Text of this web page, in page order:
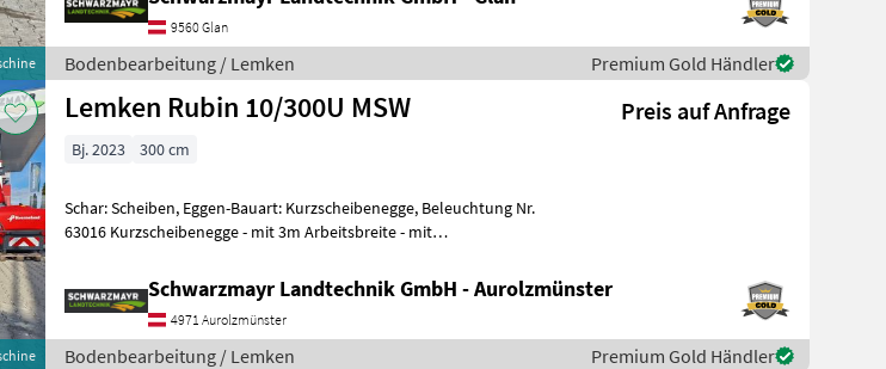
9560 Glan
Bodenbearbeitung / Lemken Premium Gold Händler
Lemken Rubin 10/300U MSW Preis auf Anfrage
Bj. 2023 300 cm
Schar: Scheiben, Eggen-Bauart: Kurzscheibenegge, Beleuchtung Nr.
63016 Kurzscheibenegge - mit 3m Arbeitsbreite - mit
Schwarzmayr Landtechnik GmbH - Aurolzmünster
4971 Aurolzmünster
Bodenbearbeitung / Lemken Premium Gold Händler